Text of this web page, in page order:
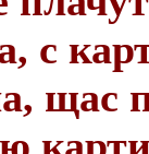
с
щас